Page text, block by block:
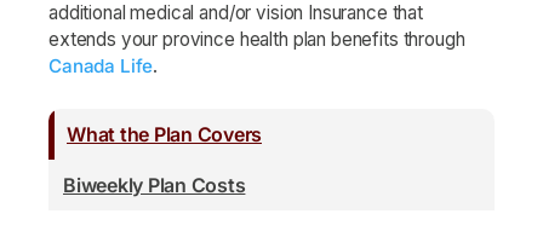
additional medical and/or vision Insurance that
extends your province health plan benefits through
Canada Life.
What the Plan Covers
Biweekly Plan Costs